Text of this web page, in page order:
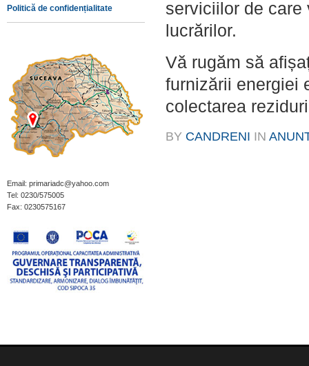
Politică de confidențialitate
Email: primariadc@yahoo.com
Tel: 0230/575005
Fax: 0230575167
serviciilor de care
lucrărilor.
Vă rugăm să
furnizării energiei
colectarea
BY CANDRENI IN